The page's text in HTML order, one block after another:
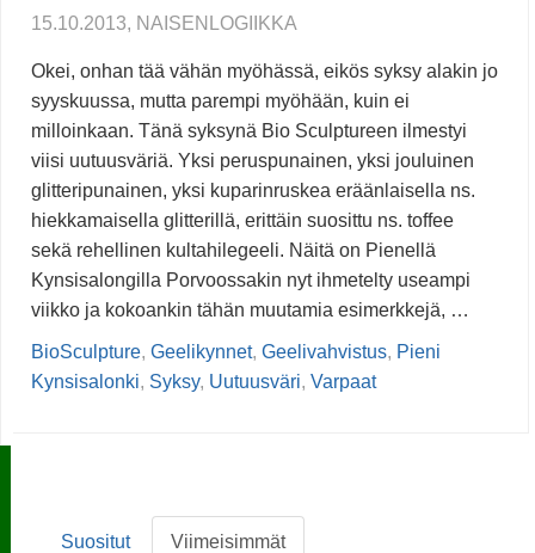
15.10.2013, NAISENLOGIIKKA
Okei, onhan tää vähän myöhässä, eikös syksy alakin jo
syyskuussa, mutta parempi myöhään, kuin ei
milloinkaan. Tänä syksynä Bio Sculptureen ilmestyi
viisi uutuusväriä. Yksi peruspunainen, yksi jouluinen
glitteripunainen, yksi kuparinruskea eräänlaisella ns.
hiekkamaisella glitterillä, erittäin suosittu ns. toffee
sekä rehellinen kultahilegeeli. Näitä on Pienellä
Kynsisalongilla Porvoossakin nyt ihmetelty useampi
viikko ja kokoankin tähän muutamia esimerkkejä, …
BioSculpture, Geelikynnet, Geelivahvistus, Pieni
Kynsisalonki, Syksy, Uutuusväri, Varpaat
Suositut Viimeisimmät